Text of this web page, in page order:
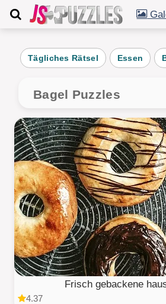
Tägliches Rätsel Essen
Bagel Puzzles
Frisch gebackene
4.37